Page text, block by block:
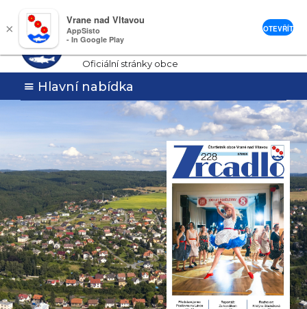
×
Vrane nad Vltavou
AppSisto
- In Google Play
OTEVŘÍT
Vrané nad
Vltavou
Oficiální stránky obce
Hlavní nabídka